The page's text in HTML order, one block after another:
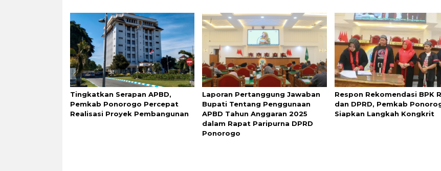
Tingkatkan Serapan APBD,
Pemkab Ponorogo Percepat
Realisasi Proyek Pembangunan
Laporan Pertanggung Jawaban
Bupati Tentang Penggunaan
APBD Tahun Anggaran 2025
dalam Rapat Paripurna DPRD
Ponorogo
Respon Rekomendasi BPK
dan DPRD, Pemkab
Siapkan Langkah Kongkrit